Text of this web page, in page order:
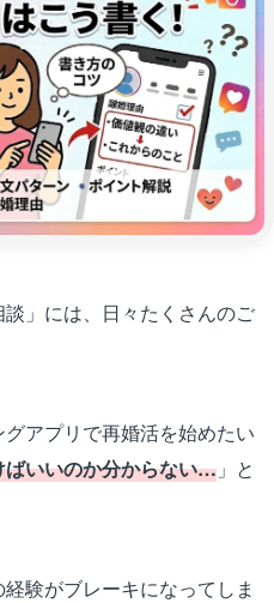
」には、日々たくさんのご
アプリで再婚活を始めたい
ばいいのか分からない… 」と
験がブレーキになってしま